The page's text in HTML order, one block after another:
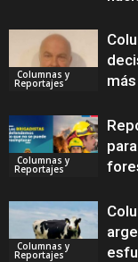
Columnas y
Reportajes
Columnas y
Reportajes
Columnas y
Reportajes